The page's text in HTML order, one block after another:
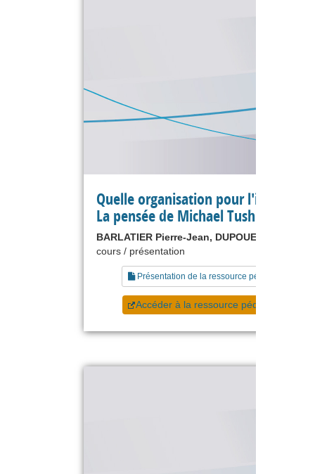
Quelle organisation pour
La pensée de Michael Tushman
BARLATIER Pierre-Jean, DUPOUET Olivier
cours / présentation
Présentation de la ressource pédagogique
Accéder à la ressource pédagogique